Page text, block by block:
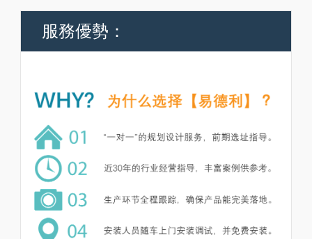
服務優勢：